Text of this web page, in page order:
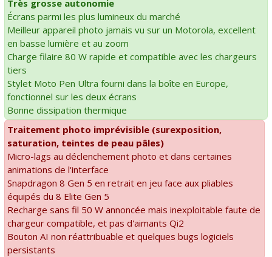
Très grosse autonomie
Écrans parmi les plus lumineux du marché
Meilleur appareil photo jamais vu sur un Motorola, excellent
en basse lumière et au zoom
Charge filaire 80 W rapide et compatible avec les chargeurs
tiers
Stylet Moto Pen Ultra fourni dans la boîte en Europe,
fonctionnel sur les deux écrans
Bonne dissipation thermique
Traitement photo imprévisible (surexposition,
saturation, teintes de peau pâles)
Micro-lags au déclenchement photo et dans certaines
animations de l'interface
Snapdragon 8 Gen 5 en retrait en jeu face aux pliables
équipés du 8 Elite Gen 5
Recharge sans fil 50 W annoncée mais inexploitable faute de
chargeur compatible, et pas d'aimants Qi2
Bouton AI non réattribuable et quelques bugs logiciels
persistants